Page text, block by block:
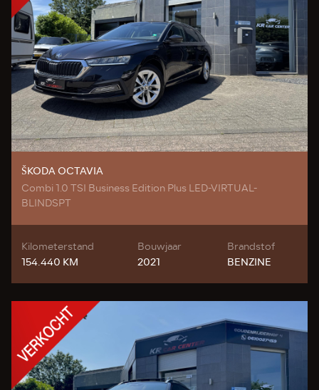
ŠKODA OCTAVIA
Combi 1.0 TSI Business Edition Plus LED-VIRTUAL-
BLINDSPT
Kilometerstand
154.440 KM
Bouwjaar
2021
Brandstof
BENZINE